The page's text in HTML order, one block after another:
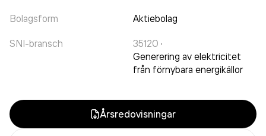
Bolagsform Aktiebolag
SNI-bransch 35120 ·
Generering av elektricitet
från förnybara energikällor
Årsredovisningar